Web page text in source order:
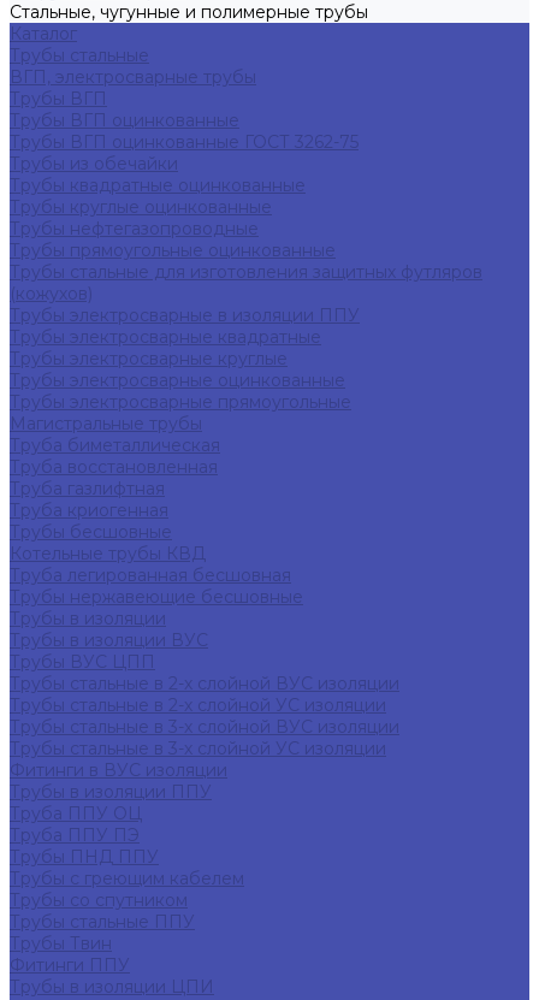
Стальные, чугунные и полимерные трубы
Каталог
Трубы стальные
ВГП, электросварные трубы
Трубы ВГП
Трубы ВГП оцинкованные
Трубы ВГП оцинкованные ГОСТ 3262-75
Трубы из обечайки
Трубы квадратные оцинкованные
Трубы круглые оцинкованные
Трубы нефтегазопроводные
Трубы прямоугольные оцинкованные
Трубы стальные для изготовления защитных футляров
(кожухов)
Трубы электросварные в изоляции ППУ
Трубы электросварные квадратные
Трубы электросварные круглые
Трубы электросварные оцинкованные
Трубы электросварные прямоугольные
Магистральные трубы
Труба биметаллическая
Труба восстановленная
Труба газлифтная
Труба криогенная
Трубы бесшовные
Котельные трубы КВД
Труба легированная бесшовная
Трубы нержавеющие бесшовные
Трубы в изоляции
Трубы в изоляции ВУС
Трубы ВУС ЦПП
Трубы стальные в 2-х слойной ВУС изоляции
Трубы стальные в 2-х слойной УС изоляции
Трубы стальные в 3-х слойной ВУС изоляции
Трубы стальные в 3-х слойной УС изоляции
Фитинги в ВУС изоляции
Трубы в изоляции ППУ
Труба ППУ ОЦ
Труба ППУ ПЭ
Трубы ПНД ППУ
Трубы с греющим кабелем
Трубы со спутником
Трубы стальные ППУ
Трубы Твин
Фитинги ППУ
Трубы в изоляции ЦПИ